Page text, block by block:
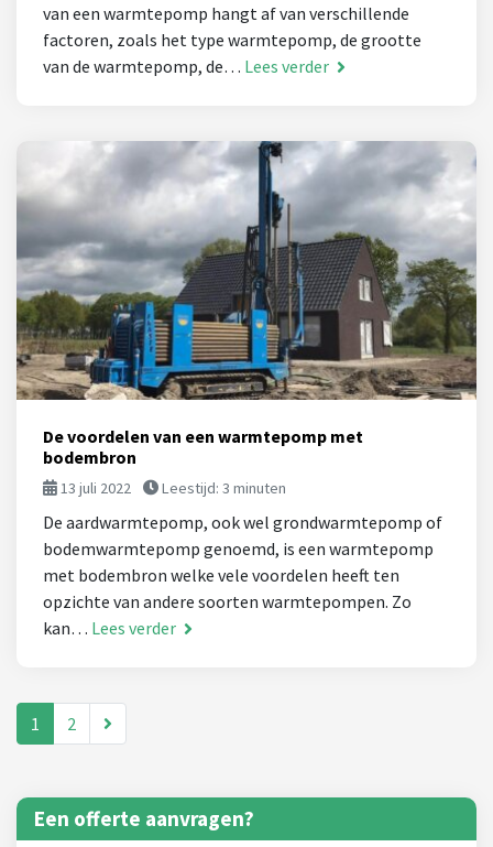
van een warmtepomp hangt af van verschillende
factoren, zoals het type warmtepomp, de grootte
van de warmtepomp, de… Lees verder
De voordelen van een warmtepomp met
bodembron
13 juli 2022 Leestijd: 3 minuten
De aardwarmtepomp, ook wel grondwarmtepomp of
bodemwarmtepomp genoemd, is een warmtepomp
met bodembron welke vele voordelen heeft ten
opzichte van andere soorten warmtepompen. Zo
kan… Lees verder
1 2
Een offerte aanvragen?